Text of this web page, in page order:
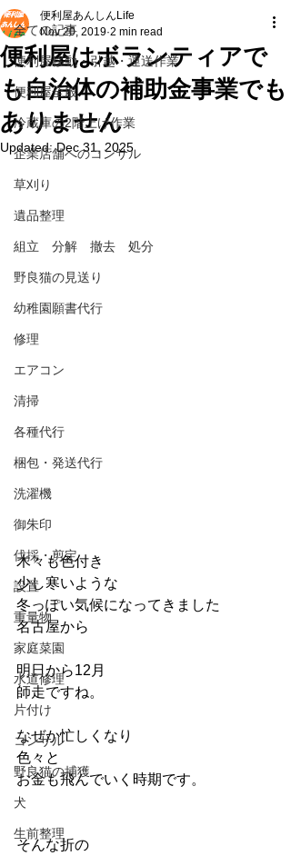
全ての記事
便利屋移動・引越・運送作業
便利屋全般
冷蔵庫の2階上げ作業
企業店舗へのコンサル
草刈り
遺品整理
組立 分解 撤去 処分
野良猫の見送り
幼稚園願書代行
修理
エアコン
清掃
各種代行
梱包・発送代行
洗濯機
御朱印
伐採・剪定
設置
重量物
家庭菜園
水道修理
片付け
コンサル
野良猫の捕獲
犬
生前整理
便利屋はボランティアで
も自治体の補助金事業でも
ありません
便利屋あんしんLife
Nov 20, 2019 2 min read
Updated:Dec 31, 2025
木々も色付き
少し寒いような
冬っぽい気候になってきました
名古屋から
明日から12月
師走ですね。
なぜか忙しくなり
色々と
お金も飛んでいく時期です。
そんな折の